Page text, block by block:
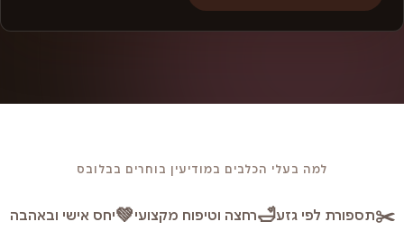
למה בעלי הכלבים במודיעין בוחרים בבלובס
✂️תספורת לפי גזע🛁רחצה וטיפוח מקצועי💚יחס אישי ובאהבה